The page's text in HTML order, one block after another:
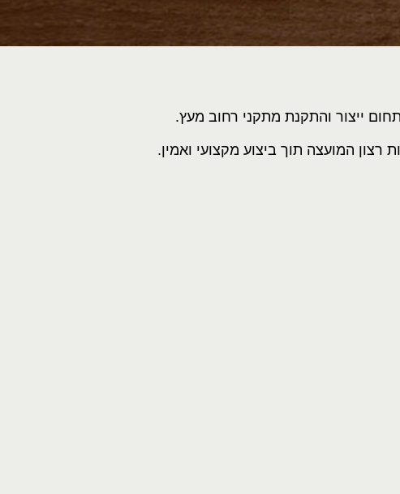
ייצור והתקנת מתקני רחוב מעץ.
המועצה תוך ביצוע מקצועי ואמין.